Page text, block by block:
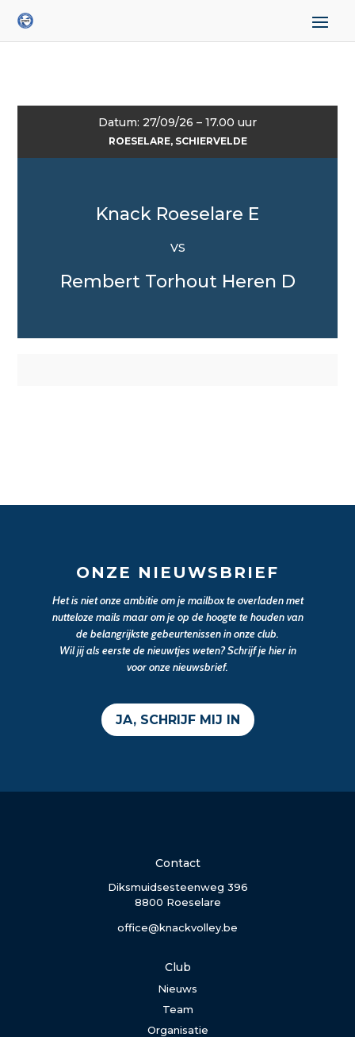
Datum: 27/09/26 – 17.00 uur
ROESELARE, SCHIERVELDE
Knack Roeselare E
VS
Rembert Torhout Heren D
ONZE NIEUWSBRIEF
Het is niet onze ambitie om je mailbox te overladen met
nutteloze mails maar om je op de hoogte te houden van
de belangrijkste gebeurtenissen in onze club.
Wil jij als eerste de nieuwtjes weten? Schrijf je hier in
voor onze nieuwsbrief.
JA, SCHRIJF MIJ IN
Contact
Diksmuidsesteenweg 396
8800 Roeselare
office@knackvolley.be
Club
Nieuws
Team
Organisatie